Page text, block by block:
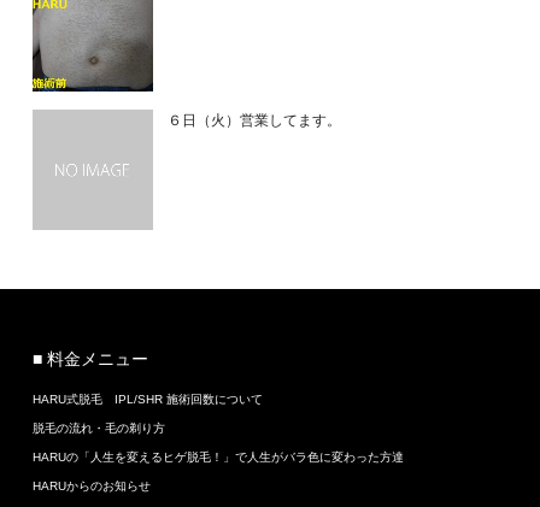
６日（火）営業してます。
■ 料金メニュー
HARU式脱毛 IPL/SHR 施術回数について
脱毛の流れ・毛の剃り方
HARUの「人生を変えるヒゲ脱毛！」で人生がバラ色に変わった方達
HARUからのお知らせ